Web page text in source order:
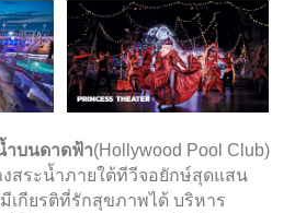
ำบนดาดฟ้า(Hollywood Pool Club)
สระน้ำภายใต้ทีวีจอยักษ์สุดแสน
เกียรติที่รักสุขภาพได้ บริหาร